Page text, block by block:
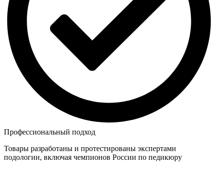
Профессиональный подход
Товары разработаны и протестированы экспертами
подологии, включая чемпионов России по педикюру